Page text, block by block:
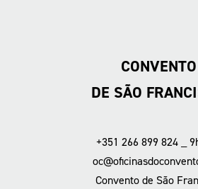
CONVENTO
DE SÃO
+351 266 899 824 _
Convento de São